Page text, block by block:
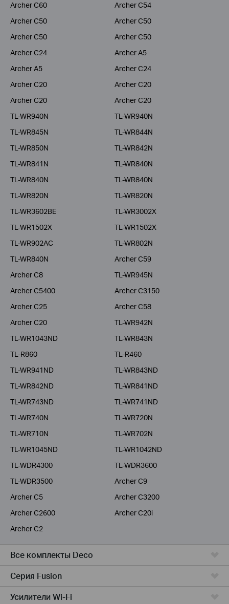
Archer C60
Archer C54
Archer C50
Archer C50
Archer C50
Archer C50
Archer C24
Archer A5
Archer A5
Archer C24
Archer C20
Archer C20
Archer C20
Archer C20
TL-WR940N
TL-WR940N
TL-WR845N
TL-WR844N
TL-WR850N
TL-WR842N
TL-WR841N
TL-WR840N
TL-WR840N
TL-WR840N
TL-WR820N
TL-WR820N
TL-WR3602BE
TL-WR3002X
TL-WR1502X
TL-WR1502X
TL-WR902AC
TL-WR802N
TL-WR840N
Archer C59
Archer C8
TL-WR945N
Archer C5400
Archer C3150
Archer C25
Archer C58
Archer C20
TL-WR942N
TL-WR1043ND
TL-WR843N
TL-R860
TL-R460
TL-WR941ND
TL-WR843ND
TL-WR842ND
TL-WR841ND
TL-WR743ND
TL-WR741ND
TL-WR740N
TL-WR720N
TL-WR710N
TL-WR702N
TL-WR1045ND
TL-WR1042ND
TL-WDR4300
TL-WDR3600
TL-WDR3500
Archer C9
Archer C5
Archer C3200
Archer C2600
Archer C20i
Archer C2
Все комплекты Deco
Серия Fusion
Усилители Wi-Fi